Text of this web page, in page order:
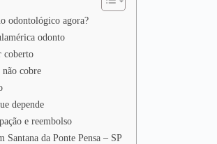
odontológico agora?
odonto
coberto
cobre
depende
e reembolso
Santana da Ponte Pensa – SP